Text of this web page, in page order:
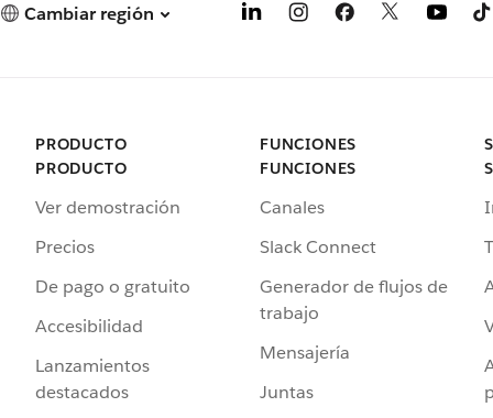
Cambiar región
PRODUCTO
PRODUCTO
Ver demostración
Precios
De pago o gratuito
Accesibilidad
Lanzamientos
destacados
FUNCIONES
FUNCIONES
Canales
Slack Connect
Generador de flujos de
trabajo
Mensajería
Juntas